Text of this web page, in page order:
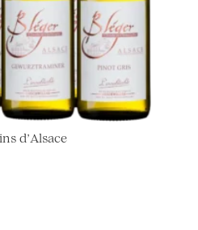
d’Alsace